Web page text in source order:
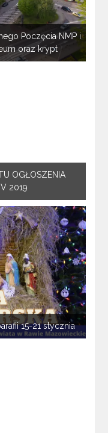
Poczęcia NMP i
oraz krypt
OGŁOSZENIA
2019
15-21 stycznia